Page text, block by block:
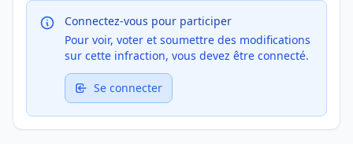
Connectez-vous pour participer
Pour voir, voter et soumettre des modifications
sur cette infraction, vous devez être connecté.
Se connecter